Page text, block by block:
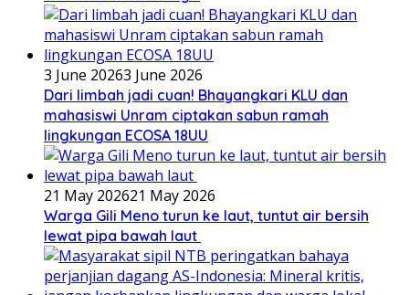
3 June 20263 June 2026
Dari limbah jadi cuan! Bhayangkari KLU dan
mahasiswi Unram ciptakan sabun ramah
lingkungan ECOSA 18UU
21 May 202621 May 2026
Warga Gili Meno turun ke laut, tuntut air bersih
lewat pipa bawah laut